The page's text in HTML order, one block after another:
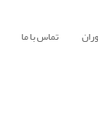
تماس با ما